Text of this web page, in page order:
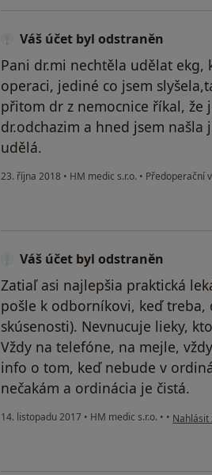
Váš účet byl odstraněn
Pani dr.mi nechtěla udělat
operaci, jediné co jsem
přitom dr z nemocnice říkal,
dr.odchazim a hned jsem
udělá.
23. října 2018 • HM medic s.r.o. • Předoperační
Váš účet byl odstraněn
Zatiaľ asi najlepšia praktická
pošle k odborníkovi, keď
skúsenosti). Nevnucuje lieky,
Vždy na telefóne, na mejle,
info o tom, keď nebude v
nečakám a ordinácia je čistá.
14. listopadu 2017 • HM medic s.r.o. • • podle
Nahlásit